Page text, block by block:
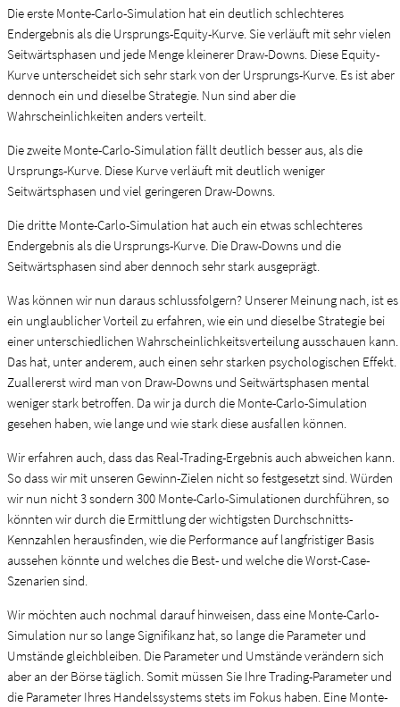
Die erste Monte-Carlo-Simulation hat ein deutlich schlechteres
Endergebnis als die Ursprungs-Equity-Kurve. Sie verläuft mit sehr vielen
Seitwärtsphasen und jede Menge kleinerer Draw-Downs. Diese Equity-
Kurve unterscheidet sich sehr stark von der Ursprungs-Kurve. Es ist aber
dennoch ein und dieselbe Strategie. Nun sind aber die
Wahrscheinlichkeiten anders verteilt.
Die zweite Monte-Carlo-Simulation fällt deutlich besser aus, als die
Ursprungs-Kurve. Diese Kurve verläuft mit deutlich weniger
Seitwärtsphasen und viel geringeren Draw-Downs.
Die dritte Monte-Carlo-Simulation hat auch ein etwas schlechteres
Endergebnis als die Ursprungs-Kurve. Die Draw-Downs und die
Seitwärtsphasen sind aber dennoch sehr stark ausgeprägt.
Was können wir nun daraus schlussfolgern? Unserer Meinung nach, ist es
ein unglaublicher Vorteil zu erfahren, wie ein und dieselbe Strategie bei
einer unterschiedlichen Wahrscheinlichkeitsverteilung ausschauen kann.
Das hat, unter anderem, auch einen sehr starken psychologischen Effekt.
Zuallererst wird man von Draw-Downs und Seitwärtsphasen mental
weniger stark betroffen. Da wir ja durch die Monte-Carlo-Simulation
gesehen haben, wie lange und wie stark diese ausfallen können.
Wir erfahren auch, dass das Real-Trading-Ergebnis auch abweichen kann.
So dass wir mit unseren Gewinn-Zielen nicht so festgesetzt sind. Würden
wir nun nicht 3 sondern 300 Monte-Carlo-Simulationen durchführen, so
könnten wir durch die Ermittlung der wichtigsten Durchschnitts-
Kennzahlen herausfinden, wie die Performance auf langfristiger Basis
aussehen könnte und welches die Best- und welche die Worst-Case-
Szenarien sind.
Wir möchten auch nochmal darauf hinweisen, dass eine Monte-Carlo-
Simulation nur so lange Signifikanz hat, so lange die Parameter und
Umstände gleichbleiben. Die Parameter und Umstände verändern sich
aber an der Börse täglich. Somit müssen Sie Ihre Trading-Parameter und
die Parameter Ihres Handelssystems stets im Fokus haben. Eine Monte-